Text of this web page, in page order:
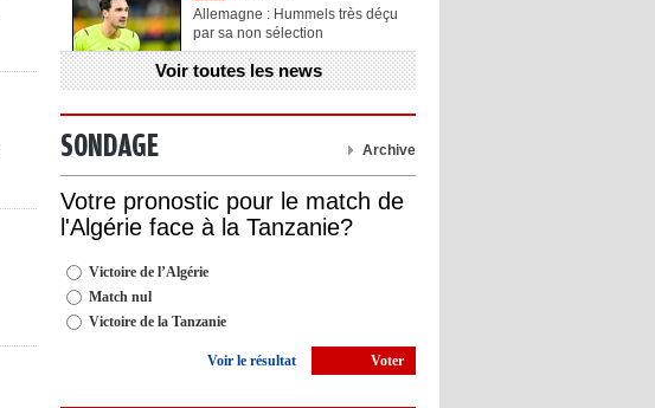
Allemagne : Hummels très déçu
par sa non sélection
13:11 - 2022/11/12
Henry explique la chose qu'il
OL : Blanc veut se prendre la
tête avec Cherki
décision de départ à la retraite
Voir toutes les news
SONDAGE Archive
Votre pronostic pour le match de
l'Algérie face à la Tanzanie?
Victoire de l’Algérie
Match nul
Victoire de la Tanzanie
Voir le résultat Voter